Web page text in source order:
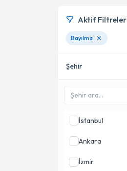
Aktif Filtreler
Bayılma
Şehir
İstanbul
Ankara
İzmir